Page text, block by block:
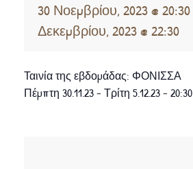
30 Νοεμβρίου, 2023 @ 20:30
Δεκεμβρίου, 2023 @ 22:30
Ταινία της εβδομάδας: ΦΟΝΙΣΣΑ
Πέμπτη 30.11.23 – Τρίτη 5.12.23 – 20:30